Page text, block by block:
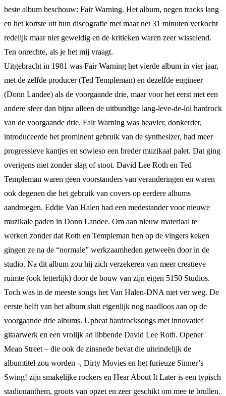
beste album beschouw: Fair Warning. Het album, negen tracks lang
en het kortste uit hun discografie met maar net 31 minuten verkocht
redelijk maar niet geweldig en de kritieken waren zeer wisselend.
Ten onrechte, als je het mij vraagt.
Uitgebracht in 1981 was Fair Warning het vierde album in vier jaar,
met de zelfde producer (Ted Templeman) en dezelfde engineer
(Donn Landee) als de voorgaande drie, maar voor het eerst met een
andere sfeer dan bijna alleen de uitbundige lang-leve-de-lol hardrock
van de voorgaande drie. Fair Warning was heavier, donkerder,
introduceerde het prominent gebruik van de synthesizer, had meer
progressieve kantjes en sowieso een breder muzikaal palet. Dat ging
overigens niet zonder slag of stoot. David Lee Roth en Ted
Templeman waren geen voorstanders van veranderingen en waren
ook degenen die het gebruik van covers op eerdere albums
aandroegen. Eddie Van Halen had een medestander voor nieuwe
muzikale paden in Donn Landee. Om aan nieuw materiaal te
werken zonder dat Roth en Templeman hen op de vingers keken
gingen ze na de “normale” werkzaamheden getweeën door in de
studio. Na dit album zou hij zich verzekeren van meer creatieve
ruimte (ook letterlijk) door de bouw van zijn eigen 5150 Studios.
Toch was in de meeste songs het Van Halen-DNA niet ver weg. De
eerste helft van het album sluit eigenlijk nog naadloos aan op de
voorgaande drie albums. Upbeat hardrocksongs met innovatief
gitaarwerk en een vrolijk ad libbende David Lee Roth. Opener
Mean Street – die ook de zinsnede bevat die uiteindelijk de
albumtitel zou worden -, Dirty Movies en het furieuze Sinner’s
Swing! zijn smakelijke rockers en Hear About It Later is een typisch
stadionanthem, groots van opzet en zeer geschikt om mee te brullen.